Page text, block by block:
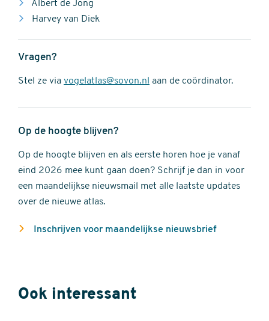
Albert de Jong
Harvey van Diek
Vragen?
Stel ze via vogelatlas@sovon.nl aan de coördinator.
Op de hoogte blijven?
Op de hoogte blijven en als eerste horen hoe je vanaf
eind 2026 mee kunt gaan doen? Schrijf je dan in voor
een maandelijkse nieuwsmail met alle laatste updates
over de nieuwe atlas.
Inschrijven voor maandelijkse nieuwsbrief
Ook interessant